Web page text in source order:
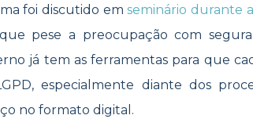
foi discutido emseminário durante
pese a preocupação com
já tem as ferramentas para que
especialmente diante dos
no formato digital.